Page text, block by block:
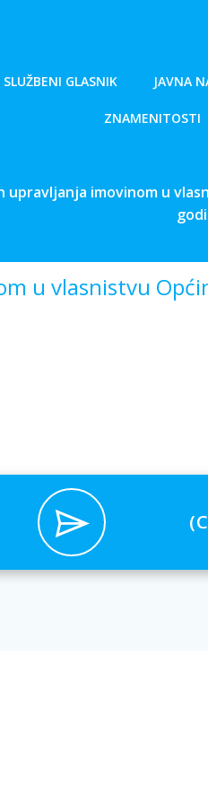
SLUŽBENI GLASNIK JAVNA
ZNAMENITOSTI
upravljanja imovinom u
u vlasnistvu